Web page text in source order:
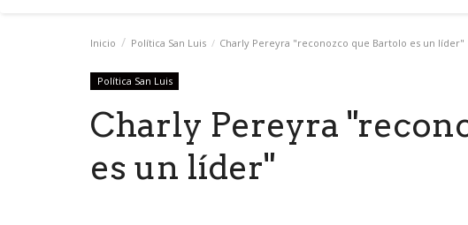
Inicio Política San Luis Charly Pereyra "reconozco que Bartolo es un líder"
Política San Luis
Charly Pereyra
es un líder"